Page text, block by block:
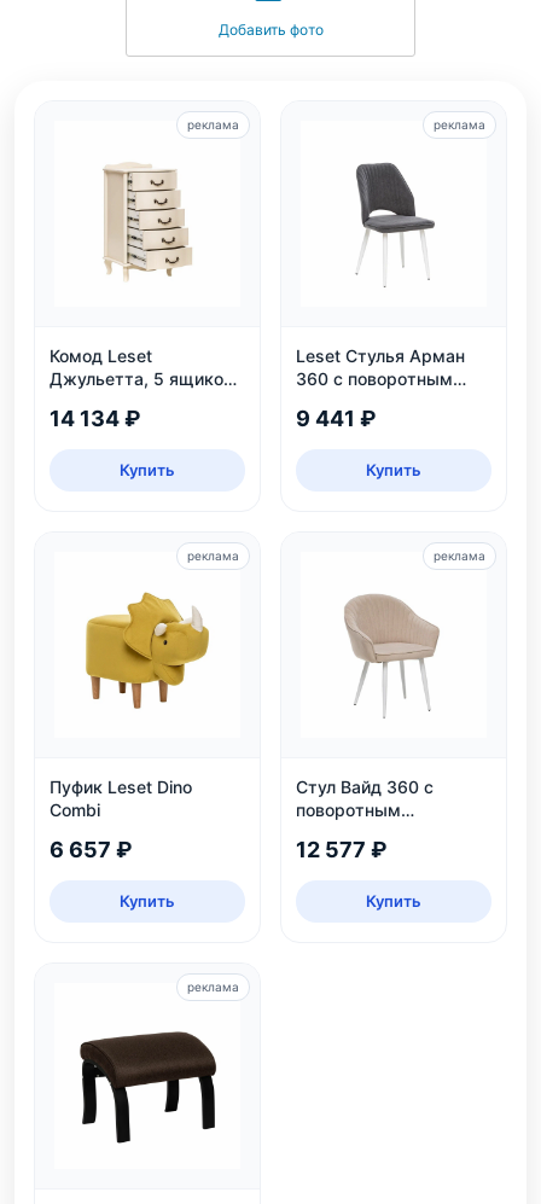
Добавить фото
Комод Leset
Джульетта, 5 ящиков,
14 134 ₽
Купить
реклама
Leset Стулья Арман
360 с поворотным
9 441 ₽
Купить
реклама
Пуфик Leset Dino
Combi
6 657 ₽
Купить
реклама
Стул Вайд 360 с
поворотным
каркас, велюр
12 577 ₽
Купить
реклама
реклама